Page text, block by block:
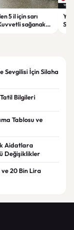
5 il için sarı
sağanak
Sevgilisi İçin Silaha
Bilgileri
Tablosu ve
Aidatlara
Değişiklikler
20 Bin Lira